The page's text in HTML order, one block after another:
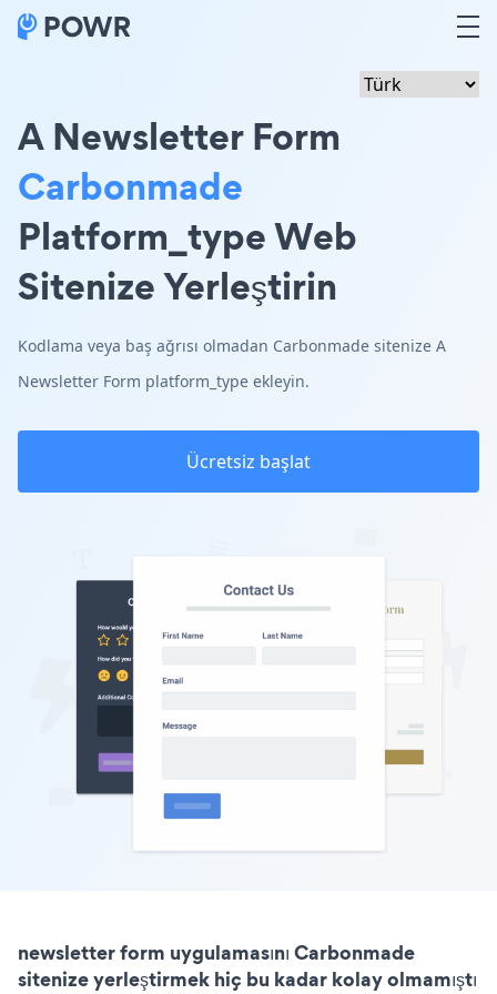
A Newsletter Form
Carbonmade
Platform_type Web
Sitenize Yerleştirin
Kodlama veya baş ağrısı olmadan Carbonmade sitenize A
Newsletter Form platform_type ekleyin.
Ücretsiz başlat
newsletter form uygulamasını Carbonmade
sitenize yerleştirmek hiç bu kadar kolay olmamıştı